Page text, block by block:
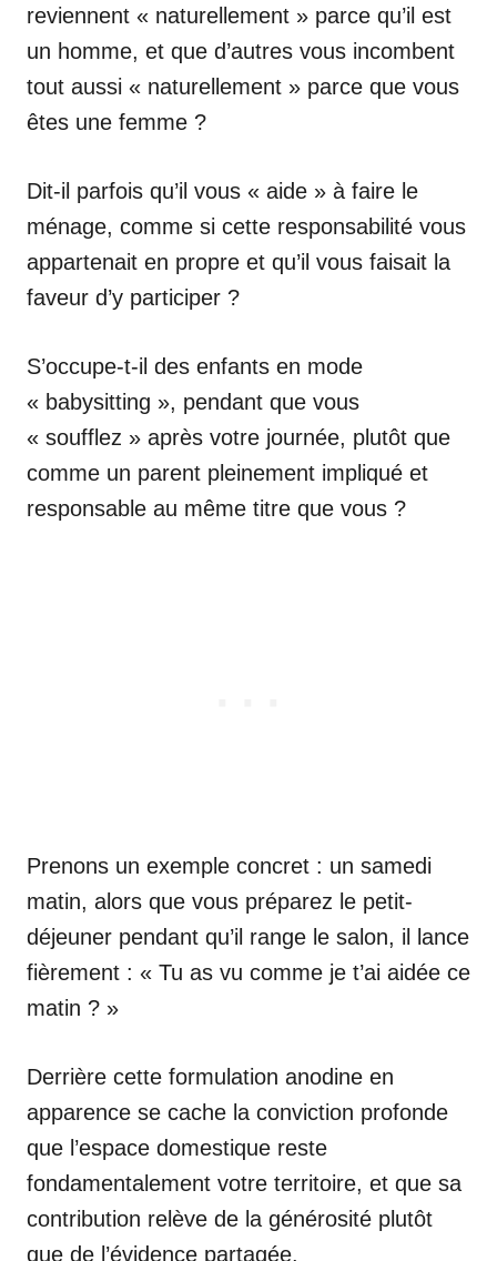
reviennent « naturellement » parce qu’il est
un homme, et que d’autres vous incombent
tout aussi « naturellement » parce que vous
êtes une femme ?
Dit-il parfois qu’il vous « aide » à faire le
ménage, comme si cette responsabilité vous
appartenait en propre et qu’il vous faisait la
faveur d’y participer ?
S’occupe-t-il des enfants en mode
« babysitting », pendant que vous
« soufflez » après votre journée, plutôt que
comme un parent pleinement impliqué et
responsable au même titre que vous ?
Prenons un exemple concret : un samedi
matin, alors que vous préparez le petit-
déjeuner pendant qu’il range le salon, il lance
fièrement : « Tu as vu comme je t’ai aidée ce
matin ? »
Derrière cette formulation anodine en
apparence se cache la conviction profonde
que l’espace domestique reste
fondamentalement votre territoire, et que sa
contribution relève de la générosité plutôt
que de l’évidence partagée.